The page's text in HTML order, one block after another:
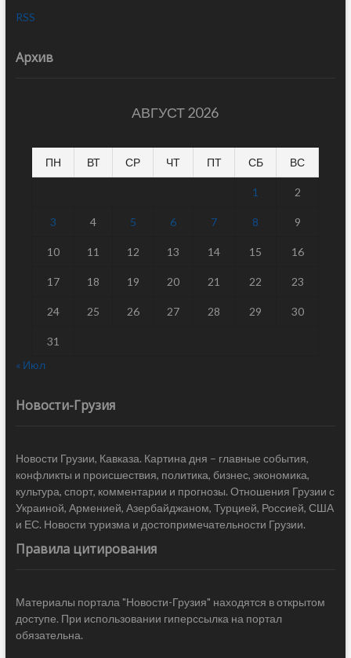
RSS
Архив
АВГУСТ 2026
ПН ВТ СР ЧТ ПТ СБ ВС
1 2
3 4 5 6 7 8 9
10 11 12 13 14 15 16
17 18 19 20 21 22 23
24 25 26 27 28 29 30
31
« Июл
Новости-Грузия
Новости Грузии, Кавказа. Картина дня – главные события,
конфликты и происшествия, политика, бизнес, экономика,
культура, спорт, комментарии и прогнозы. Отношения Грузии с
Украиной, Арменией, Азербайджаном, Турцией, Россией, США
и ЕС. Новости туризма и достопримечательности Грузии.
Правила цитирования
Материалы портала "Новости-Грузия" находятся в открытом
доступе. При использовании гиперссылка на портал
обязательна.